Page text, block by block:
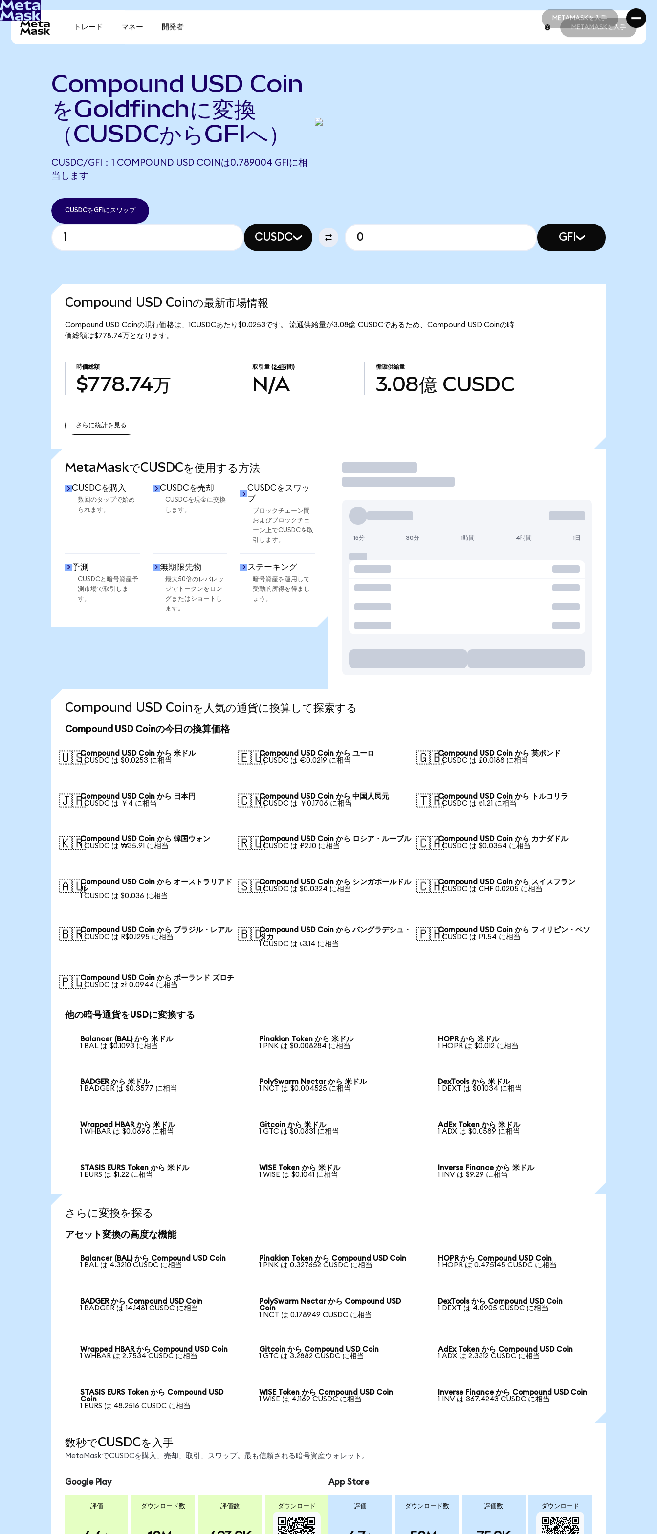
METAMASKを入手
METAMASKを入手
トレード マネー 開発者 METAMASKを入手
Compound USD Coin
をGoldfinchに変換
（CUSDCからGFIへ）
CUSDC/GFI：1 COMPOUND USD COINは0.789004 GFIに相
当します
CUSDCをGFIにスワップ
CUSDC GFI
Compound USD Coinの最新市場情報
Compound USD Coinの現行価格は、1CUSDCあたり$0.0253です。 流通供給量が3.08億 CUSDCであるため、Compound USD Coinの時
価総額は$778.74万となります。
時価総額
$778.74万
取引量 (24時間)
N/A
循環供給量
3.08億 CUSDC
さらに統計を見る
MetaMaskでCUSDCを使用する方法
CUSDCを購入
数回のタップで始め
られます。
CUSDCを売却
CUSDCを現金に交換
します。
CUSDCをスワッ
プ
ブロックチェーン間
およびブロックチェ
ーン上でCUSDCを取
引します。
予測
CUSDCと暗号資産予
測市場で取引しま
す。
無期限先物
最大50倍のレバレッ
ジでトークンをロン
グまたはショートし
ます。
ステーキング
暗号資産を運用して
受動的所得を得まし
ょう。
取引
15分 30分 1時間 4時間 1日
Compound USD Coinを人気の通貨に換算して探索する
Compound USD Coinの今日の換算価格
🇺🇸Compound USD Coin から 米ドル
1 CUSDC は $0.0253 に相当
🇪🇺Compound USD Coin から ユーロ
1 CUSDC は €0.0219 に相当
🇬🇧Compound USD Coin から 英ポンド
1 CUSDC は £0.0188 に相当
🇯🇵Compound USD Coin から 日本円
1 CUSDC は ￥4 に相当
🇨🇳Compound USD Coin から 中国人民元
1 CUSDC は ￥0.1706 に相当
🇹🇷Compound USD Coin から トルコリラ
1 CUSDC は ₺1.21 に相当
🇰🇷Compound USD Coin から 韓国ウォン
1 CUSDC は ₩35.91 に相当
🇷🇺Compound USD Coin から ロシア・ルーブル
1 CUSDC は ₽2.10 に相当
🇨🇦Compound USD Coin から カナダドル
1 CUSDC は $0.0354 に相当
🇦🇺Compound USD Coin から オーストラリアド
ル
1 CUSDC は $0.036 に相当
🇸🇬Compound USD Coin から シンガポールドル
1 CUSDC は $0.0324 に相当
🇨🇭Compound USD Coin から スイスフラン
1 CUSDC は CHF 0.0205 に相当
🇧🇷Compound USD Coin から ブラジル・レアル
1 CUSDC は R$0.1295 に相当
🇧🇩Compound USD Coin から バングラデシュ・
タカ
1 CUSDC は ৳3.14 に相当
🇵🇭Compound USD Coin から フィリピン・ペソ
1 CUSDC は ₱1.54 に相当
🇵🇱Compound USD Coin から ポーランド ズロチ
1 CUSDC は zł 0.0944 に相当
他の暗号通貨をUSDに変換する
Balancer (BAL) から 米ドル
1 BAL は $0.1093 に相当
Pinakion Token から 米ドル
1 PNK は $0.008284 に相当
HOPR から 米ドル
1 HOPR は $0.012 に相当
BADGER から 米ドル
1 BADGER は $0.3577 に相当
PolySwarm Nectar から 米ドル
1 NCT は $0.004525 に相当
DexTools から 米ドル
1 DEXT は $0.1034 に相当
Wrapped HBAR から 米ドル
1 WHBAR は $0.0696 に相当
Gitcoin から 米ドル
1 GTC は $0.0831 に相当
AdEx Token から 米ドル
1 ADX は $0.0589 に相当
STASIS EURS Token から 米ドル
1 EURS は $1.22 に相当
WISE Token から 米ドル
1 WISE は $0.1041 に相当
Inverse Finance から 米ドル
1 INV は $9.29 に相当
さらに変換を探る
アセット変換の高度な機能
Balancer (BAL) から Compound USD Coin
1 BAL は 4.3210 CUSDC に相当
Pinakion Token から Compound USD Coin
1 PNK は 0.327652 CUSDC に相当
HOPR から Compound USD Coin
1 HOPR は 0.475145 CUSDC に相当
BADGER から Compound USD Coin
1 BADGER は 14.1481 CUSDC に相当
PolySwarm Nectar から Compound USD
Coin
1 NCT は 0.178949 CUSDC に相当
DexTools から Compound USD Coin
1 DEXT は 4.0905 CUSDC に相当
Wrapped HBAR から Compound USD Coin
1 WHBAR は 2.7534 CUSDC に相当
Gitcoin から Compound USD Coin
1 GTC は 3.2882 CUSDC に相当
AdEx Token から Compound USD Coin
1 ADX は 2.3312 CUSDC に相当
STASIS EURS Token から Compound USD
Coin
1 EURS は 48.2516 CUSDC に相当
WISE Token から Compound USD Coin
1 WISE は 4.1169 CUSDC に相当
Inverse Finance から Compound USD Coin
1 INV は 367.4243 CUSDC に相当
数秒でCUSDCを入手
MetaMaskでCUSDCを購入、売却、取引、スワップ。最も信頼される暗号資産ウォレット。
Google Play
評価 ダウンロード数 評価数 ダウンロード
App Store
評価 ダウンロード数 評価数 ダウンロード